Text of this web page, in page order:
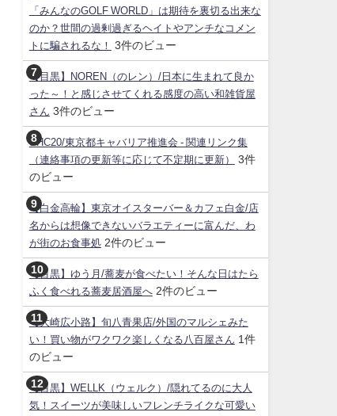
「みんなのGOLF WORLD」は期待を裏切る出来な
のか？世間の過剰過ぎるヘイトやアンチなコメン
トに騙されるな！
3件のビュー
【目黒】NOREN（のレン）/日本に生まれて良か
った～！と感じさせてくれる感度の高い和雑貨屋
さん 3件のビュー
SHC20/東京都キャバリア推進会 - 関連リンク集
（連絡事項の更新等に応じて不定期に更新）
3件
のビュー
【白金高輪】東京オイスターバー＆カフェ白金/店
名からは想像できないバラエティーに富んだ、わ
が街のお食事処 2件のビュー
【目黒】ゆう月/蕎麦が食べたい！そんな日はたら
ふく食べれる蕎麦居酒屋へ 2件のビュー
【大崎広小路】旬八青果店/外国のマルシェみた
い！買い物がワクワク楽しくなる八百屋さん 1件
のビュー
【目黒】WELLK（ウェルク）/隠れてるのに大人
気！スイーツが美味しいフレンチライクな可愛い